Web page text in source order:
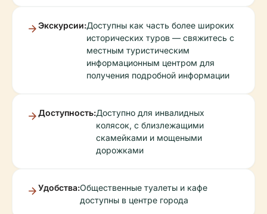
Экскурсии:Доступны как часть более широких
исторических туров — свяжитесь с
местным туристическим
информационным центром для
получения подробной информации
Доступность:Доступно для инвалидных
колясок, с близлежащими
скамейками и мощеными
дорожками
Удобства:Общественные туалеты и кафе
доступны в центре города